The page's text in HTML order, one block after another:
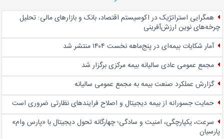
همگرایی استراتژیک در اکوسیستم اقتصاد، بانک و بازارهای مالی: تحلیل
چرخه‌های نوین ارزش‌آفرینی
آمار شکایات بیمه‌ای در پنج‌‌ماهه نخست ۱۴۰۴ منتشر شد
مجمع عمومی عادی سالیانه بیمه مرکزی برگزار شد
گزارش عملکرد صنعت بیمه به مجمع عمومی سالیانه
حمایت جسورانه از بیمه دیجیتال و اصلاح فرایندهای نظارتی ضروری است
سرعت، یکپارچگی، امنیت و سادگی؛ چهار‌گانه تحول دیجیتال با «پارس وام»
پارسیان